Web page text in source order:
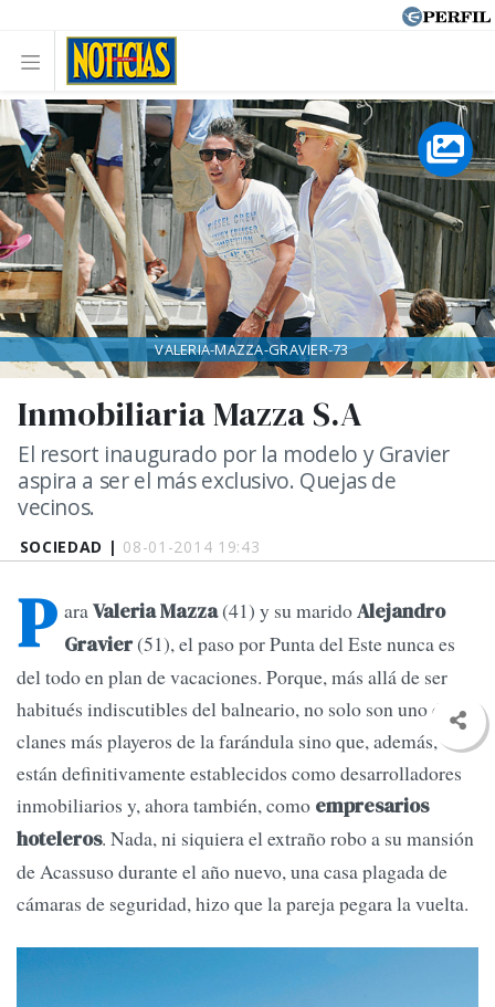
SOCIEDAD | 08-01-2014 19:43
Inmobiliaria Mazza S.A
El resort inaugurado por la modelo y Gravier
aspira a ser el más exclusivo. Quejas de
vecinos.
VALERIA-MAZZA-GRAVIER-73
P araValeria Mazza(41) y su maridoAlejandro
Gravier(51), el paso por Punta del Este nunca es
del todo en plan de vacaciones. Porque, más allá de ser
habitués indiscutibles del balneario, no solo son uno de los
clanes más playeros de la farándula sino que, además,
están definitivamente establecidos como desarrolladores
inmobiliarios y, ahora también, como empresarios
hoteleros. Nada, ni siquiera el extraño robo a su mansión
de Acassuso durante el año nuevo, una casa plagada de
cámaras de seguridad, hizo que la pareja pegara la vuelta.